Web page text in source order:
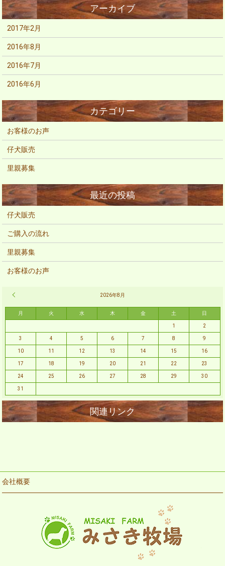
2017年2月
2016年8月
2016年7月
2016年6月
お客様のお声
仔犬販売
里親募集
仔犬販売
ご購入の流れ
里親募集
お客様のお声
2026年8月
月 火 水 木 金 土 日
1 2
3 4 5 6 7 8 9
10 11 12 13 14 15 16
17 18 19 20 21 22 23
24 25 26 27 28 29 30
31
会社概要